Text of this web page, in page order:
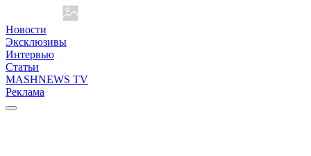
Новости
Эксклюзивы
Интервью
Статьи
MASHNEWS TV
Реклама